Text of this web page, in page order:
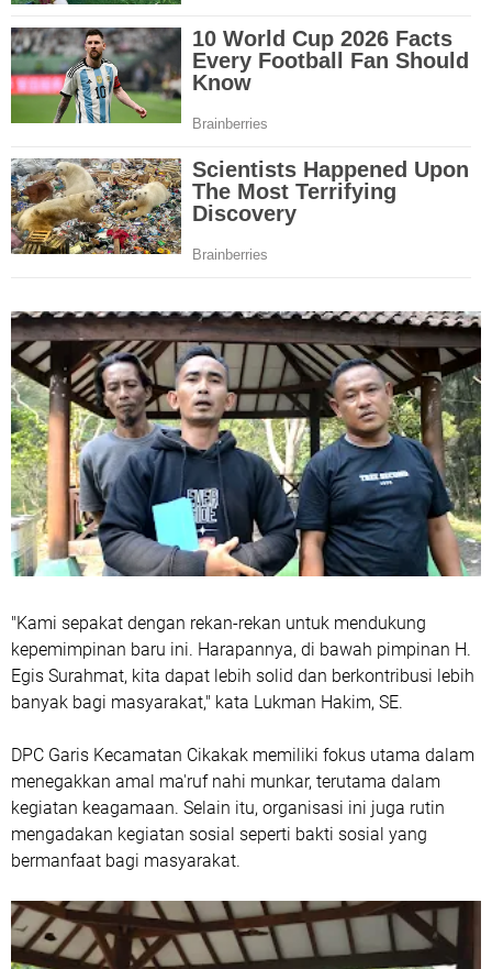
"Kami sepakat dengan rekan-rekan untuk mendukung
kepemimpinan baru ini. Harapannya, di bawah pimpinan H.
Egis Surahmat, kita dapat lebih solid dan berkontribusi lebih
banyak bagi masyarakat," kata Lukman Hakim, SE.
DPC Garis Kecamatan Cikakak memiliki fokus utama dalam
menegakkan amal ma'ruf nahi munkar, terutama dalam
kegiatan keagamaan. Selain itu, organisasi ini juga rutin
mengadakan kegiatan sosial seperti bakti sosial yang
bermanfaat bagi masyarakat.